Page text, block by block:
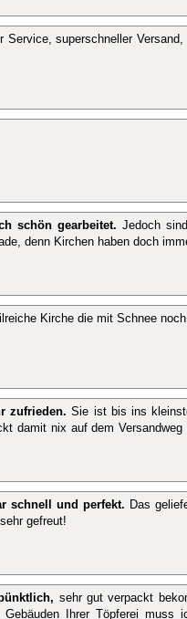
Service, superschneller
schön gearbeitet. Jedoch
denn Kirchen haben doch
Kirche die mit Schnee
zufrieden. Sie ist bis ins
damit nix auf dem
schnell und perfekt. Das
gefreut!
sehr gut verpackt
Ihrer Töpferei